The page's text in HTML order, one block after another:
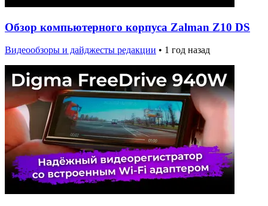
Обзор компьютерного корпуса Zalman Z10 DS
Видеообзоры и дайджесты редакции • 1 год назад